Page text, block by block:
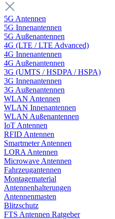
5G Antennen
5G Innenantennen
5G Außenantennen
4G (LTE / LTE Advanced)
4G Innenantennen
4G Außenantennen
3G (UMTS / HSDPA / HSPA)
3G Innenantennen
3G Außenantennen
WLAN Antennen
WLAN Innenantennen
WLAN Außenantennen
IoT Antennen
RFID Antennen
Smartmeter Antennen
LORA Antennen
Microwave Antennen
Fahrzeugantennen
Montagematerial
Antennenhalterungen
Antennenmasten
Blitzschutz
FTS Antennen Ratgeber